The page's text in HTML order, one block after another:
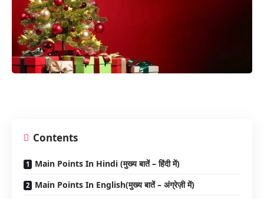
Contents
Main Points In Hindi (मुख्य बातें – हिंदी में)
Main Points In English(मुख्य बातें – अंग्रेज़ी में)